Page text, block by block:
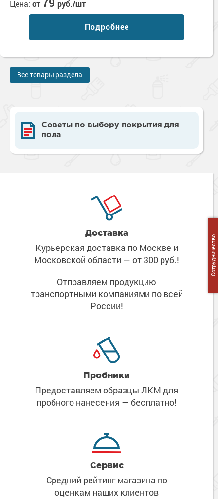
Цена: от руб./шт
Подробнее
Все товары раздела
Советы по выбору покрытия для
пола
Доставка
Курьерская доставка по Москве и
Московской области — от 300 руб.!
Отправляем продукцию
транспортными компаниями по всей
России!
Пробники
Предоставляем образцы ЛКМ для
пробного нанесения — бесплатно!
Сервис
Средний рейтинг магазина по
оценкам наших клиентов
Сотрудничество